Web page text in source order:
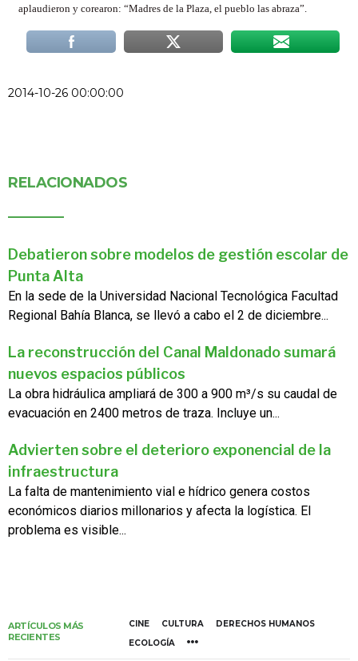
aplaudieron y corearon: “Madres de la Plaza, el pueblo las abraza”.
2014-10-26 00:00:00
RELACIONADOS
Debatieron sobre modelos de gestión escolar de
Punta Alta
En la sede de la Universidad Nacional Tecnológica Facultad
Regional Bahía Blanca, se llevó a cabo el 2 de diciembre...
La reconstrucción del Canal Maldonado sumará
nuevos espacios públicos
La obra hidráulica ampliará de 300 a 900 m³/s su caudal de
evacuación en 2400 metros de traza. Incluye un...
Advierten sobre el deterioro exponencial de la
infraestructura
La falta de mantenimiento vial e hídrico genera costos
económicos diarios millonarios y afecta la logística. El
problema es visible...
ARTÍCULOS MÁS
RECIENTES
CINE CULTURA
DERECHOS HUMANOS
ECOLOGÍA